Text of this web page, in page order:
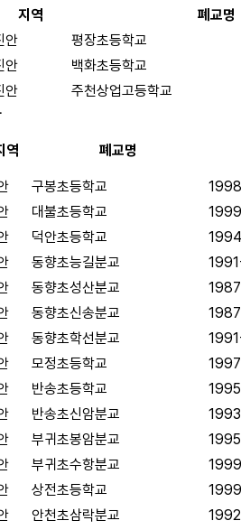
지역 폐교명
안 평장초등학교
안 백화초등학교
안 주천상업고등학교
역 폐교명
구봉초등학교
대불초등학교
덕안초등학교
동향초능길분교
동향초성산분교
동향초신송분교
동향초학선분교
모정초등학교
반송초등학교
반송초신암분교
부귀초봉암분교
부귀초수항분교
상전초등학교
안천초삼락분교